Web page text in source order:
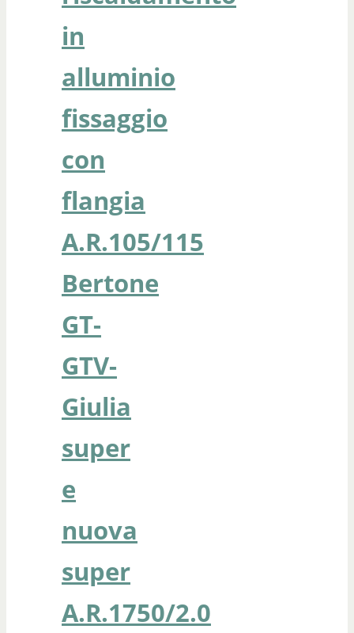
in
alluminio
fissaggio
con
flangia
A.R.105/115
Bertone
GT-
GTV-
Giulia
super
e
nuova
super
A.R.1750/2.0